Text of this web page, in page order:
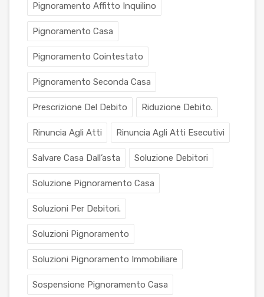
Pignoramento Affitto Inquilino
Pignoramento Casa
Pignoramento Cointestato
Pignoramento Seconda Casa
Prescrizione Del Debito Riduzione Debito.
Rinuncia Agli Atti Rinuncia Agli Atti Esecutivi
Salvare Casa Dall’asta Soluzione Debitori
Soluzione Pignoramento Casa
Soluzioni Per Debitori.
Soluzioni Pignoramento
Soluzioni Pignoramento Immobiliare
Sospensione Pignoramento Casa